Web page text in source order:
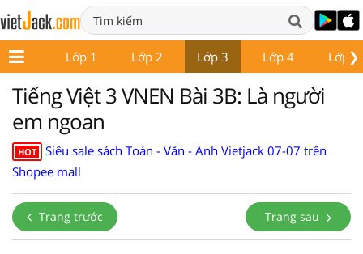
❯
Lớp 1 Lớp 2 Lớp 3 Lớp 4 Lớp 5
Tiếng Việt 3 VNEN Bài 3B: Là người
em ngoan
HOT
Siêu sale sách Toán - Văn - Anh Vietjack 07-07 trên
Shopee mall
Trang trước Trang sau